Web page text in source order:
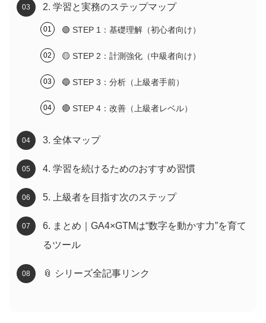
2. 学習と実務のステップマップ
🟢 STEP 1：基礎理解（初心者向け）
🟡 STEP 2：計測強化（中級者向け）
🔵 STEP 3：分析（上級者手前）
🔴 STEP 4：改善（上級者レベル）
3. 全体マップ
4. 学習を続けるためのおすすめ習慣
5. 上級者を目指す次のステップ
6. まとめ｜GA4×GTMは“数字を動かす力”を育て
るツール
📎 シリーズ全記事リンク